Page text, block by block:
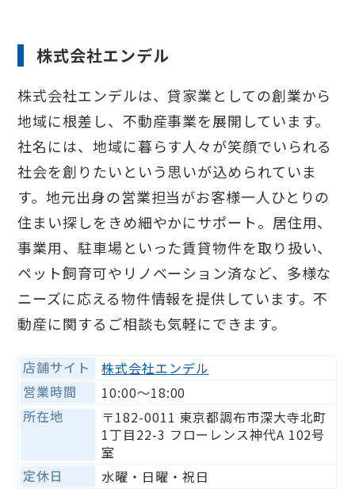
株式会社エンデル
株式会社エンデルは、貸家業としての創業から
地域に根差し、不動産事業を展開しています。
社名には、地域に暮らす人々が笑顔でいられる
社会を創りたいという思いが込められていま
す。地元出身の営業担当がお客様一人ひとりの
住まい探しをきめ細やかにサポート。居住用、
事業用、駐車場といった賃貸物件を取り扱い、
ペット飼育可やリノベーション済など、多様な
ニーズに応える物件情報を提供しています。不
動産に関するご相談も気軽にできます。
店舗サイト
株式会社エンデル
営業時間
10:00〜18:00
所在地
〒182-0011 東京都調布市深大寺北町
1丁目22-3 フローレンス神代A 102号
室
定休日
水曜・日曜・祝日